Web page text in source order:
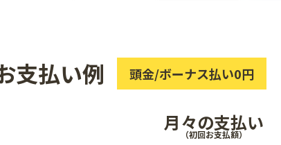
支払い例 頭金/ボーナス払い0円
月々の支払い
（初回お支払額）